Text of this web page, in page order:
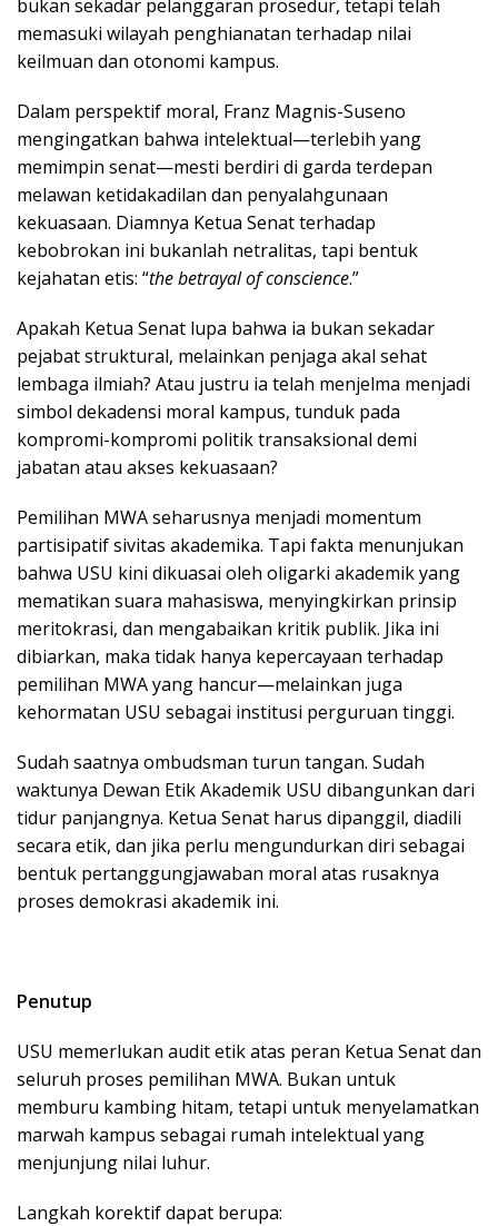
bukan sekadar pelanggaran prosedur, tetapi telah
memasuki wilayah penghianatan terhadap nilai
keilmuan dan otonomi kampus.
Dalam perspektif moral, Franz Magnis-Suseno
mengingatkan bahwa intelektual—terlebih yang
memimpin senat—mesti berdiri di garda terdepan
melawan ketidakadilan dan penyalahgunaan
kekuasaan. Diamnya Ketua Senat terhadap
kebobrokan ini bukanlah netralitas, tapi bentuk
kejahatan etis: “the betrayal of conscience.”
Apakah Ketua Senat lupa bahwa ia bukan sekadar
pejabat struktural, melainkan penjaga akal sehat
lembaga ilmiah? Atau justru ia telah menjelma menjadi
simbol dekadensi moral kampus, tunduk pada
kompromi-kompromi politik transaksional demi
jabatan atau akses kekuasaan?
Pemilihan MWA seharusnya menjadi momentum
partisipatif sivitas akademika. Tapi fakta menunjukan
bahwa USU kini dikuasai oleh oligarki akademik yang
mematikan suara mahasiswa, menyingkirkan prinsip
meritokrasi, dan mengabaikan kritik publik. Jika ini
dibiarkan, maka tidak hanya kepercayaan terhadap
pemilihan MWA yang hancur—melainkan juga
kehormatan USU sebagai institusi perguruan tinggi.
Sudah saatnya ombudsman turun tangan. Sudah
waktunya Dewan Etik Akademik USU dibangunkan dari
tidur panjangnya. Ketua Senat harus dipanggil, diadili
secara etik, dan jika perlu mengundurkan diri sebagai
bentuk pertanggungjawaban moral atas rusaknya
proses demokrasi akademik ini.
Penutup
USU memerlukan audit etik atas peran Ketua Senat dan
seluruh proses pemilihan MWA. Bukan untuk
memburu kambing hitam, tetapi untuk menyelamatkan
marwah kampus sebagai rumah intelektual yang
menjunjung nilai luhur.
Langkah korektif dapat berupa: